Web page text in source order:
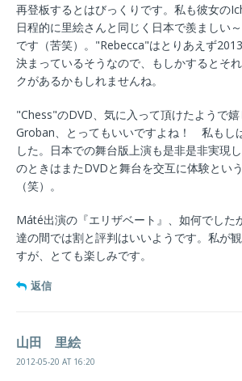
再登板するとはびっくりです。私も彼女の
日程的に里絵さんと同じく日本で羨ましい
です（苦笑）。"Rebecca"はとりあえず
決まっているそうなので、もしかするとそ
クがあるかもしれませんね。
"Chess"のDVD、気に入って頂けたようで
Groban、とってもいいですよね！ 私もし
した。日本での舞台版上演も是非是非実現
のときはまたDVDと舞台を交互に体験とい
（笑）。
Máté出演の『エリザベート』、如何でし
達の間では割と評判はいいようです。私が
すが、とても楽しみです。
返信
山田 里絵
2012-05-20 AT 16:20